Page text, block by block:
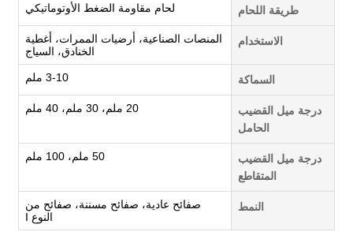
طريقة اللحام لحام مقاومة الضغط الأوتوماتيكي
الاستخدام
المنصات الصناعية، أرضيات الممرات، أغطية
الخنادق، السياج
السماكة 3-10 ملم
درجة ميل القضيب
الحامل
20 ملم، 30 ملم، 40 ملم
درجة ميل القضيب
المتقاطع
50 ملم، 100 ملم
النمط
صفائح عادية، صفائح مسننة، صفائح من
النوع I